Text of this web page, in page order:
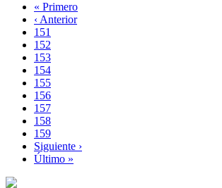
Paginación
Primera
página
« Primero
Página
anterior
‹ Anterior
Page
151
Page
152
Page
153
Page
154
Página
actual
155
Page
156
Page
157
Page
158
Page
159
Siguiente
página
Siguiente ›
Última
Último »